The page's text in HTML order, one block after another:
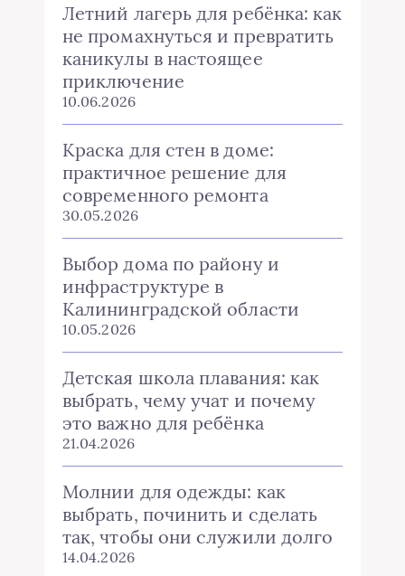
Летний лагерь для ребёнка: как
не промахнуться и превратить
каникулы в настоящее
приключение
10.06.2026
Краска для стен в доме:
практичное решение для
современного ремонта
30.05.2026
Выбор дома по району и
инфраструктуре в
Калининградской области
10.05.2026
Детская школа плавания: как
выбрать, чему учат и почему
это важно для ребёнка
21.04.2026
Молнии для одежды: как
выбрать, починить и сделать
так, чтобы они служили долго
14.04.2026